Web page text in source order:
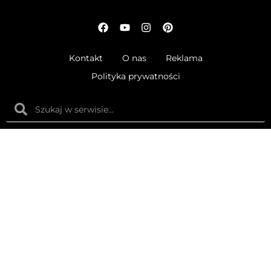
Kontakt O nas
Reklama
Polityka prywatności